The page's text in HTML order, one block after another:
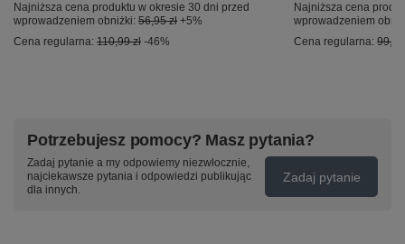
Najniższa cena produktu w okresie 30 dni przed
wprowadzeniem obniżki: 56,95 zł +5%
Cena regularna: 110,99 zł -46%
Najniższa cena
wprowadzeniem
Cena regularna: 99,99
Potrzebujesz pomocy? Masz pytania?
Zadaj pytanie a my odpowiemy niezwłocznie,
najciekawsze pytania i odpowiedzi publikując
dla innych.
Zadaj pytanie